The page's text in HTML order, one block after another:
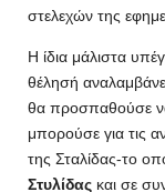
στελεχών της
Η ίδια μάλιστα
θέλησή
θα προσπαθούσε
μπορούσε για τις
της Σταλίδας-το
Στυλίδας και σε